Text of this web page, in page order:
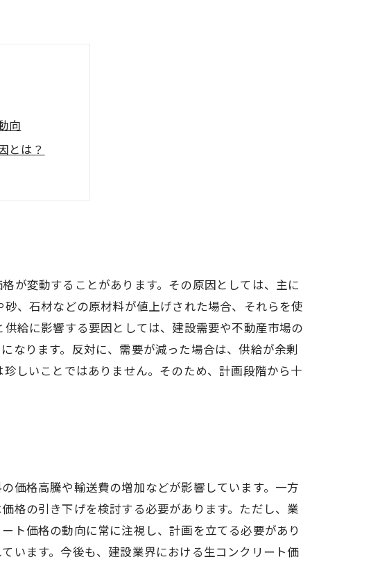
向
とは？
響とは？
が変動することがあります。その原因としては、主に
、石材などの原材料が値上げされた場合、それらを使
給に影響する要因としては、建設需要や不動産市場の
なります。反対に、需要が減った場合は、供給が余剰
しいことではありません。そのため、計画段階から十
価格高騰や輸送費の増加などが影響しています。一方
格の引き下げを検討する必要があります。ただし、業
ト価格の動向に常に注視し、計画を立てる必要があり
います。今後も、建設業界における生コンクリート価